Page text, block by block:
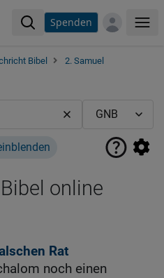
Spenden
Bibel
2. Samuel
online
Rat
noch einen